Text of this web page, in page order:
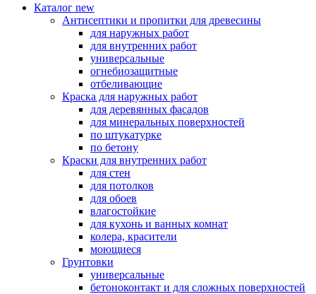
Каталог new
Антисептики и пропитки для древесины
для наружных работ
для внутренних работ
универсальные
огнебиозащитные
отбеливающие
Краска для наружных работ
для деревянных фасадов
для минеральных поверхностей
по штукатурке
по бетону
Краски для внутренних работ
для стен
для потолков
для обоев
влагостойкие
для кухонь и ванных комнат
колера, красители
моющиеся
Грунтовки
универсальные
бетоноконтакт и для сложных поверхностей